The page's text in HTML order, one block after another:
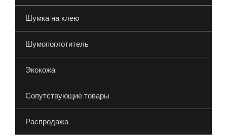
Шумка на клею
Шумопоглотитель
Экокожа
Сопутствующие товары
Распродажа